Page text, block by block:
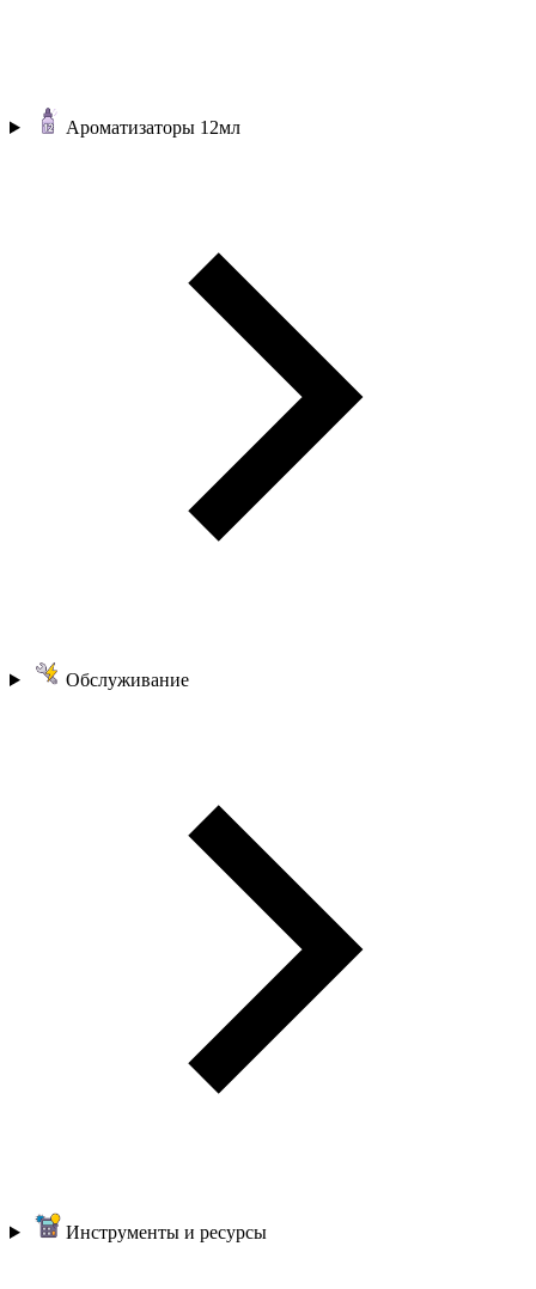
Ароматизаторы 12мл
Обслуживание
Инструменты и ресурсы